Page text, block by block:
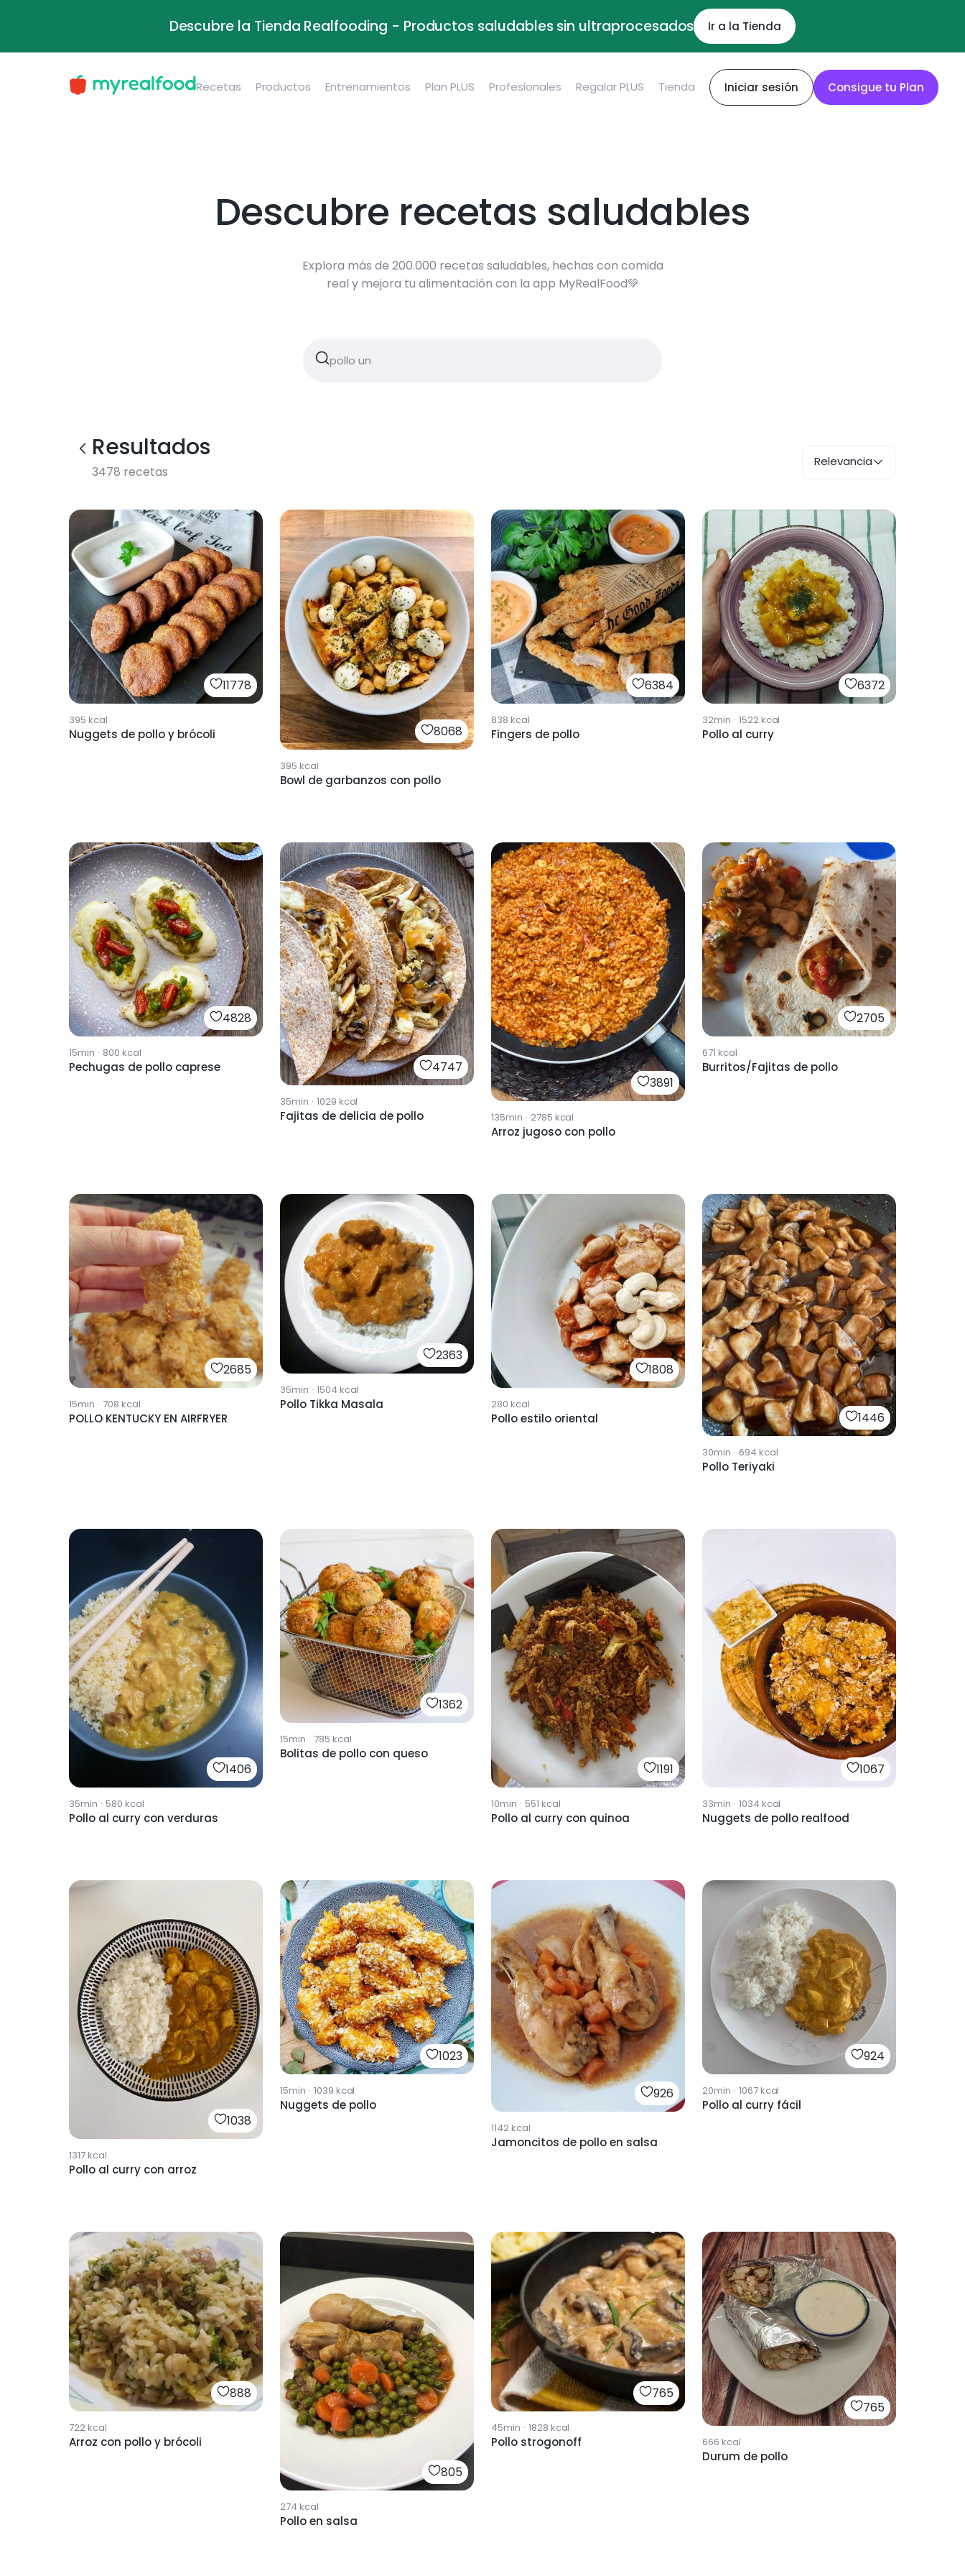
Descubre la Tienda Realfooding - Productos saludables sin ultraprocesados Ir a la Tienda
Recetas Productos Entrenamientos Plan PLUS Profesionales Regalar PLUS Tienda Iniciar sesión Consigue tu Plan
Descubre recetas saludables
Explora más de 200.000 recetas saludables, hechas con comida
real y mejora tu alimentación con la app MyRealFood💚
Resultados
3478 recetas
Relevancia
11778
395 kcal
Nuggets de pollo y brócoli 8068
395 kcal
Bowl de garbanzos con pollo
6384
838 kcal
Fingers de pollo
6372
32min · 1522kcal
Pollo al curry
4828
15min · 800 kcal
Pechugas de pollo caprese 4747
35min · 1029 kcal
Fajitas de delicia de pollo
3891
135min · 2785 kcal
Arroz jugoso con pollo
2705
671 kcal
Burritos/Fajitas de pollo
2685
15min · 708 kcal
POLLO KENTUCKY EN AIRFRYER
2363
35min · 1504 kcal
Pollo Tikka Masala
1808
280 kcal
Pollo estilo oriental 1446
30min · 694 kcal
Pollo Teriyaki
1406
35min · 580 kcal
Pollo al curry con verduras
1362
15min · 785 kcal
Bolitas de pollo con queso
1191
10min · 551 kcal
Pollo al curry con quinoa
1067
33min · 1034 kcal
Nuggets de pollo realfood
1038
1317kcal
Pollo al curry con arroz
1023
15min · 1039 kcal
Nuggets de pollo
926
1142kcal
Jamoncitos de pollo en salsa
924
20min · 1067kcal
Pollo al curry fácil
888
722kcal
Arroz con pollo y brócoli
805
274 kcal
Pollo en salsa
765
45min · 1828 kcal
Pollo strogonoff
765
666 kcal
Durum de pollo